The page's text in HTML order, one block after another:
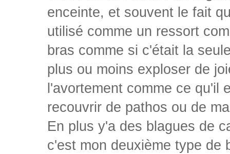
enceinte, et souvent le fait
utilisé comme un ressort
bras comme si c'était la
plus ou moins exploser de
l'avortement comme ce qu'il
recouvrir de pathos ou de
En plus y'a des blagues de
c'est mon deuxième type de